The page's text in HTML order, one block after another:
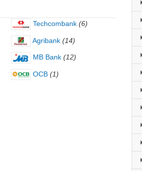
Techcombank (6)
Agribank (14)
MB Bank (12)
OCB (1)